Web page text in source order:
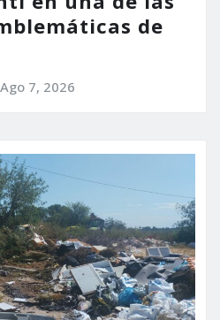
de
Ago 7, 2026